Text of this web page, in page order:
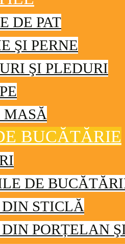
DE PAT
ŞI PERNE
ŞI PLEDURI
MASĂ
BUCĂTĂRIE
DE
STICLĂ
PORȚELAN